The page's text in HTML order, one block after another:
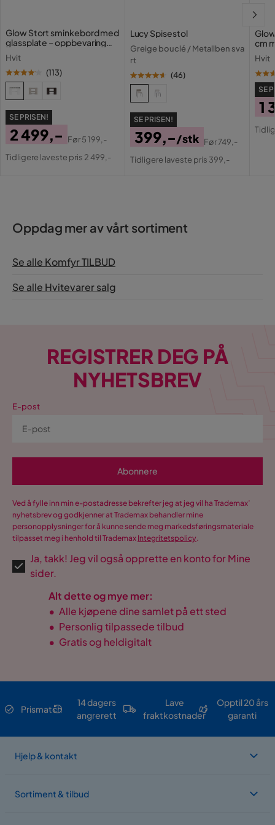
Glow Stort sminkebord med
glassplate – oppbevaring
med skuffer og rom 120 cm
Hvit
(113)
SE PRISEN!
Pris
2 499,-
Original
Før5 199,-
Tidligere laveste pris 2 499,-
Lucy Spisestol
Greige bouclé / Metallben sva
rt
(46)
SE PRISEN!
Pris
399,-/stk
Original
Før749,-
Tidligere laveste pris 399,-
cm
med
Hvit
SE
1
Oppdag mer av vårt sortiment
Se alle Komfyr TILBUD
Se alle Hvitevarer salg
REGISTRER DEG PÅ
NYHETSBREV
E-post
Abonnere
Ved å fylle inn min e-postadresse bekrefter jeg at jeg vil ha Trademax’
nyhetsbrev og godkjenner at Trademax behandler mine
personopplysninger for å kunne sende meg markedsføringsmateriale
tilpasset meg i henhold til Trademax Integritetspolicy.
Ja, takk! Jeg vil også opprette en konto for Mine
sider.
Alt dette og mye mer:
• Alle kjøpene dine samlet på ett sted
• Personlig tilpassede tilbud
• Gratis og heldigitalt
Prismatch
14 dagers
angrerett
Lave
fraktkostnader
Opptil 20 års
garanti
Hjelp & kontakt
Sortiment & tilbud